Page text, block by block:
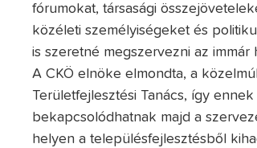
fórumokat, társasági
közéleti személyiségeket és
is szeretné megszervezni az
A CKÖ elnöke elmondta, a
Területfejlesztési Tanács, így
bekapcsolódhatnak majd a
helyen a településfejlesztésből